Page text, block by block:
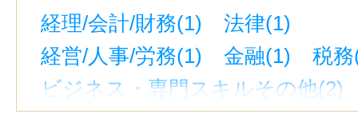
経理/会計/財務(1)
法律(1)
経営/人事/労務(1)
金融(1)
税
ビジネス・専門スキルその他(2)